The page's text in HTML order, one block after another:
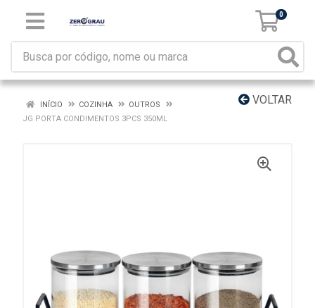
0
VOLTAR
INÍCIO COZINHA
OUTROS
JG PORTA CONDIMENTOS 3PCS 350ML